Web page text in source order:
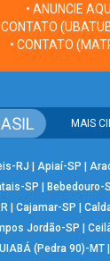
• ANUNCIE AQUI
CONTATO
• CONTATO
MAIS
RJ | Apiaí-SP |
SP | Bebedouro-
|Cajamar-SP |
Jordão-SP |
(Pedra 90)-MT|